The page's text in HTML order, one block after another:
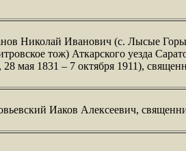
Николай Иванович (с. Лысые Горы
тож) Аткарского уезда
28 мая 1831 – 7 октября 1911),
Иаков Алексеевич,